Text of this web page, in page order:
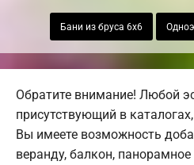
Бани из бруса 6х6
Обратите внимание! Любой
присутствующий в
Вы имеете возможность
веранду, балкон, панорамное